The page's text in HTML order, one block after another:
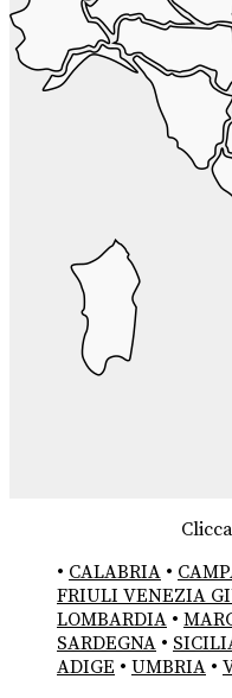
• CALABRIA •
FRIULI VENEZIA
LOMBARDIA •
SARDEGNA •
ADIGE • UMBRIA •